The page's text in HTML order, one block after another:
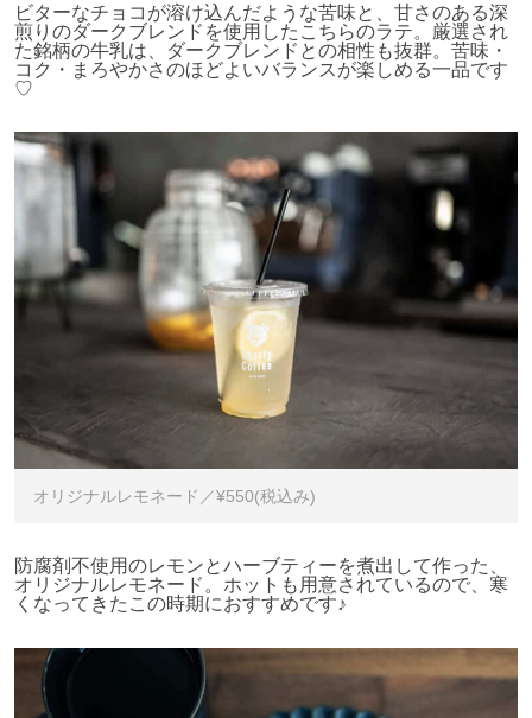
ビターなチョコが溶け込んだような苦味と、甘さのある深
煎りのダークブレンドを使用したこちらのラテ。厳選され
た銘柄の牛乳は、ダークブレンドとの相性も抜群。苦味・
コク・まろやかさのほどよいバランスが楽しめる一品です
♡
オリジナルレモネード／¥550(税込み)
防腐剤不使用のレモンとハーブティーを煮出して作った、
オリジナルレモネード。ホットも用意されているので、寒
くなってきたこの時期におすすめです♪